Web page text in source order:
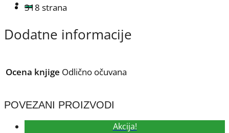
318 strana
Dodatne informacije
Ocena knjige Odlično očuvana
POVEZANI PROIZVODI
Akcija!